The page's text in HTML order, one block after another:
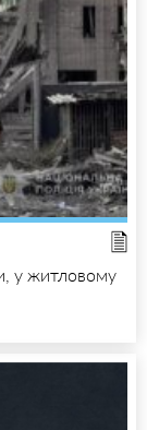
у житловому